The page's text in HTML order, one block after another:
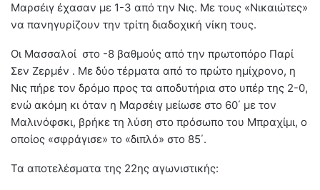
Μαρσέιγ έχασαν με 1-3 από την Νις. Με τους «Νικαιώτες»
να πανηγυρίζουν την τρίτη διαδοχική νίκη τους.
Οι Μασσαλοί στο -8 βαθμούς από την πρωτοπόρο Παρί
Σεν Ζερμέν . Με δύο τέρματα από το πρώτο ημίχρονο, η
Νις πήρε τον δρόμο προς τα αποδυτήρια στο υπέρ της 2-0,
ενώ ακόμη κι όταν η Μαρσέιγ μείωσε στο 60΄ με τον
Μαλινόφσκι, βρήκε τη λύση στο πρόσωπο του Μπραχίμι, ο
οποίος «σφράγισε» το «διπλό» στο 85΄.
Τα αποτελέσματα της 22ης αγωνιστικής: